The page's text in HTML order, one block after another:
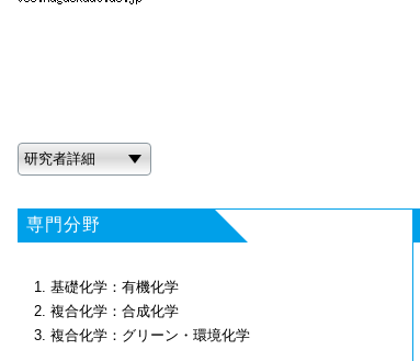
研究者詳細
専門分野
1. 基礎化学：有機化学
2. 複合化学：合成化学
3. 複合化学：グリーン・環境化学